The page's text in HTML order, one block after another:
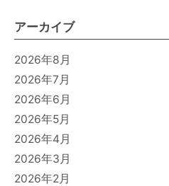
アーカイブ
2026年8月
2026年7月
2026年6月
2026年5月
2026年4月
2026年3月
2026年2月